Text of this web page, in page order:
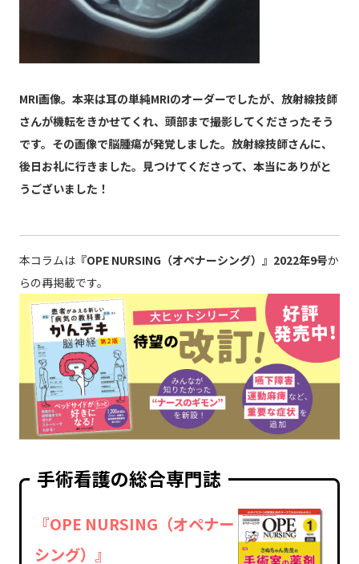
MRI画像。本来は耳の単純MRIのオーダーでしたが、放射線技師
さんが機転をきかせてくれ、頭部まで撮影してくださったそう
です。その画像で脳腫瘍が発覚しました。放射線技師さんに、
後日お礼に行きました。見つけてくださって、本当にありがと
うございました！
本コラムは『OPE NURSING（オペナーシング）』2022年9号か
らの再掲載です。
手術看護の総合専門誌
『OPE NURSING（オペナー
シング）』